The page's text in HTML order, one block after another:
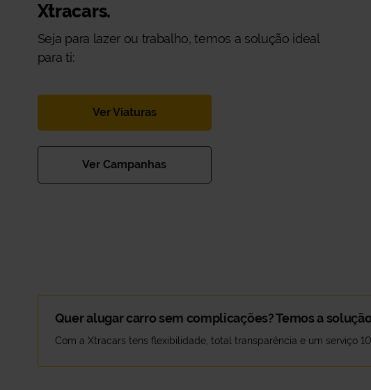
Xtracars.
Seja para lazer ou trabalho, temos a solução ideal
para ti:
Ver Viaturas
Ver Campanhas
Quer alugar carro sem complicações? Temos a solução
Com a Xtracars tens flexibilidade, total transparência e um serviço
As melhores condições para o teu aluguer de carros